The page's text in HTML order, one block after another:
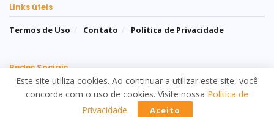
Links úteis
Termos de Uso Contato Política de Privacidade
Redes Sociais
Este site utiliza cookies. Ao continuar a utilizar este site, você
concorda com o uso de cookies. Visite nossa Política de
Privacidade. Aceito